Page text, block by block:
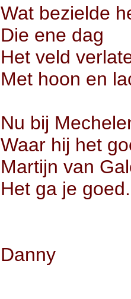
Wat bezielde
Die ene dag
Het veld
Met hoon en
Nu bij
Waar hij het
Martijn van
Het ga je
Danny